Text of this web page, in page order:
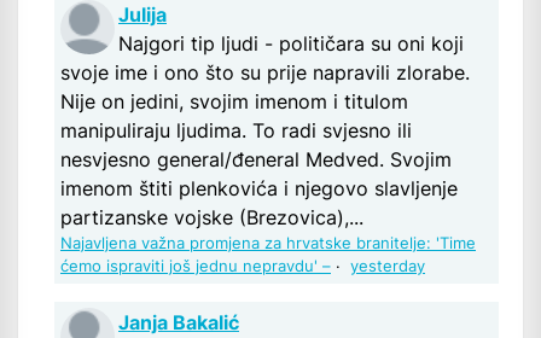
Julija
Najgori tip ljudi - političara su oni koji
svoje ime i ono što su prije napravili zlorabe.
Nije on jedini, svojim imenom i titulom
manipuliraju ljudima. To radi svjesno ili
nesvjesno general/đeneral Medved. Svojim
imenom štiti plenkovića i njegovo slavljenje
partizanske vojske (Brezovica),...
Najavljena važna promjena za hrvatske branitelje: 'Time
ćemo ispraviti još jednu nepravdu' – · yesterday
Janja Bakalić